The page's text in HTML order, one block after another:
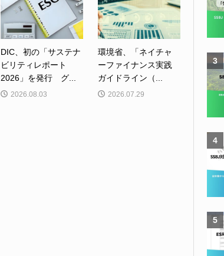
DIC、初の「サステナ
ビリティレポート
2026」を発行 グ...
2026.08.03
環境省、「ネイチャ
ーファイナンス実践
ガイドライン（...
2026.07.29
3
4
5